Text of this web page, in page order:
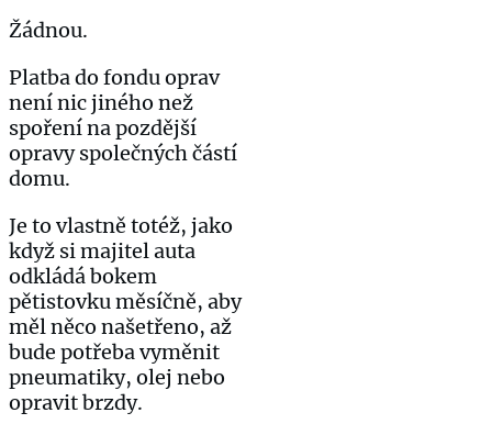
Žádnou.
Platba do fondu oprav
není nic jiného než
spoření na pozdější
opravy společných částí
domu.
Je to vlastně totéž, jako
když si majitel auta
odkládá bokem
pětistovku měsíčně, aby
měl něco našetřeno, až
bude potřeba vyměnit
pneumatiky, olej nebo
opravit brzdy.